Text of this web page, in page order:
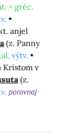
+ gréc.
anjel
(z. Panny
výtv.
Kristom v
(z.
porovnaj